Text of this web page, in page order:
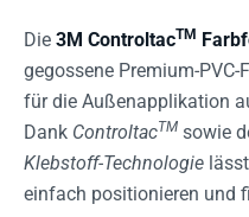
Die 3M ControltacTM
gegossene Premium-PVC-
für die Außenapplikation
Dank ControltacTM sowie
Klebstoff-Technologie
einfach positionieren und